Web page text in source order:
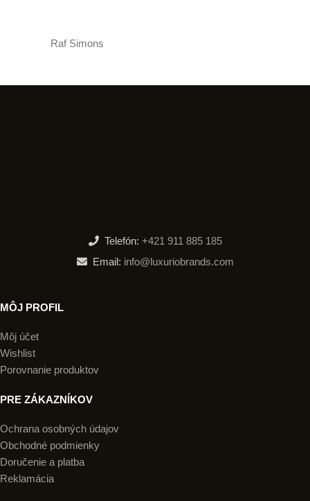
Raf Simons
Telefón: +421 911 885 185
Email: info@luxuriobrands.com
MÔJ PROFIL
Môj účet
Wishlist
Porovnanie produktov
PRE ZÁKAZNÍKOV
Ochrana osobných údajov
Obchodné podmienky
Doručenie a platba
Reklamácia